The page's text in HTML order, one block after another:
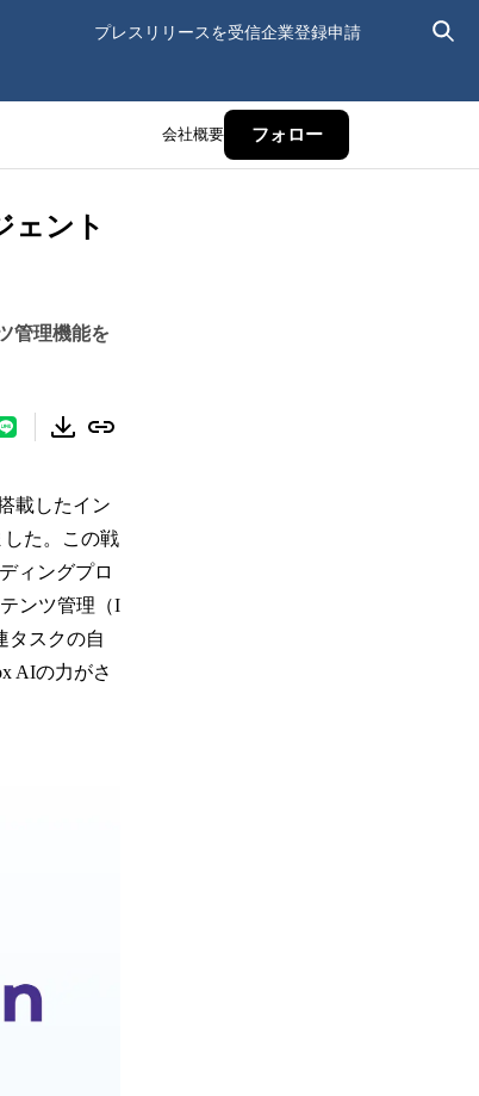
プレスリリースを受信企業登録申請
会社概要 フォロー
ェント
管理機能を
載したイン
した。この戦
ィングプロ
ンツ管理（I
タスクの自
AIの力がさ